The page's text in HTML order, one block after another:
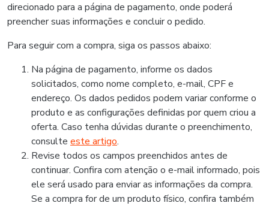
direcionado para a página de pagamento, onde poderá
preencher suas informações e concluir o pedido.
Para seguir com a compra, siga os passos abaixo:
Na página de pagamento, informe os dados
solicitados, como nome completo, e-mail, CPF e
endereço. Os dados pedidos podem variar conforme o
produto e as configurações definidas por quem criou a
oferta. Caso tenha dúvidas durante o preenchimento,
consulte este artigo.
Revise todos os campos preenchidos antes de
continuar. Confira com atenção o e-mail informado, pois
ele será usado para enviar as informações da compra.
Se a compra for de um produto físico, confira também